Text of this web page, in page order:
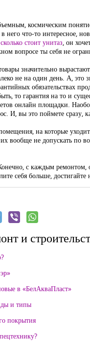
космическим
него что-то интересное,
сколько стоит унитаз, он
вопросе ты себя не
значительно
не на один день. А,
обязательствах
то гарантия на то и
онлайн площадки.
И, вы это поймете сразу,
на которые
вообще не допускать по
с каждым
себя больше,
и
в «БелАкваПласт»
и типы
покрытия